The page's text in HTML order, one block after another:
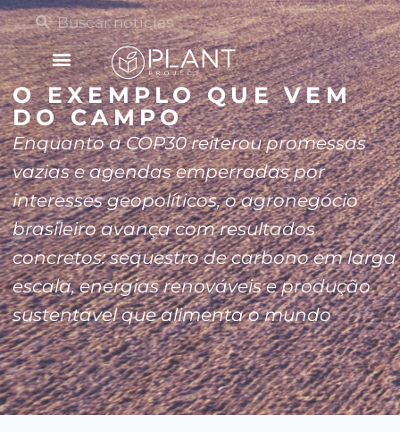
O EXEMPLO QUE VEM
DO CAMPO
Enquanto a COP30 reiterou promessas
vazias e agendas emperradas por
interesses geopolíticos, o agronegócio
brasileiro avança com resultados
concretos: sequestro de carbono em larga
escala, energias renováveis e produção
sustentável que alimenta o mundo